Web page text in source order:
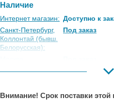
Наличие
Интернет магазин: Доступно к
Санкт-Петербург,
Коллонтай (бывш.
Белорусская):
Под заказ
Порт:
Внимание! Срок поставки этой